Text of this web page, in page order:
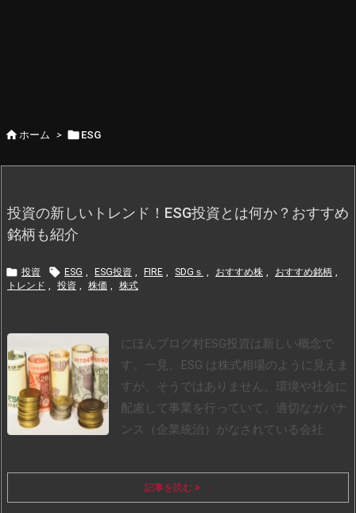
ホーム >  ESG
投資の新しいトレンド！ESG投資とは何か？おすすめ
銘柄も紹介
 投資  ESG , ESG投資 , FIRE , SDGｓ , おすすめ株 , おすすめ銘柄 ,
トレンド , 投資 , 株価 , 株式
にほんブログ村ESG投資は新しい概念で
す。一見、ESG は株式相場のように見えま
すが、そうではありません。環境や社会に
配慮して事業を行っていて、適切なガバナ
ンス（企業統治）がなされている会社
記事を読む ...